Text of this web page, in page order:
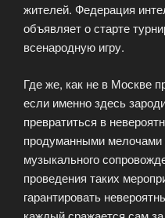
жителей. Федерация
объявляет о старте
всенародную игру.
Где же, как не в Москве
если именно здесь
превратиться в
продуманными мелочами
музыкального
проведения таких
гарантировать